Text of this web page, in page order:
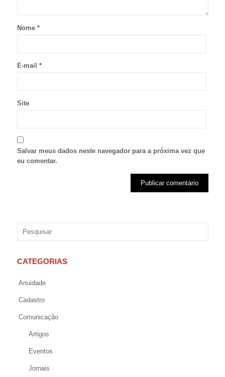
Nome *
E-mail *
Site
Salvar meus dados neste navegador para a próxima vez que
eu comentar.
CATEGORIAS
Anuidade
Cadastro
Comunicação
Artigos
Eventos
Jornais